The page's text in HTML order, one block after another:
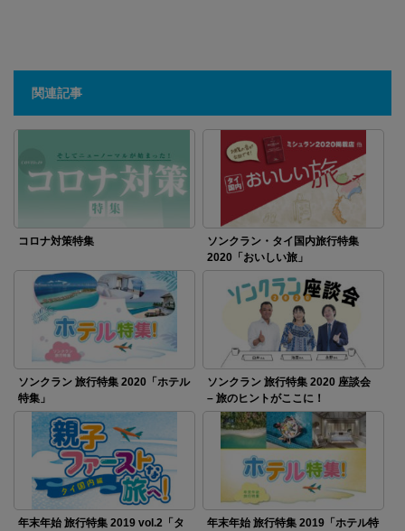
関連記事
コロナ対策特集
ソンクラン・タイ国内旅行特集
2020「おいしい旅」
ソンクラン 旅行特集 2020「ホテル
特集」
ソンクラン 旅行特集 2020 座談会
– 旅のヒントがここに！
年末年始 旅行特集 2019 vol.2「タ
年末年始 旅行特集 2019「ホテル特